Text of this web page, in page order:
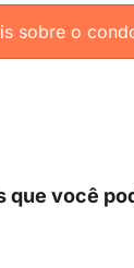
sobre o
que você